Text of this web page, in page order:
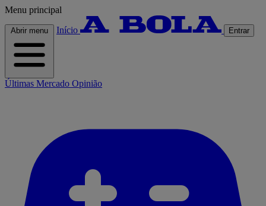
Menu principal
Abrir menu Início Entrar
Últimas Mercado Opinião